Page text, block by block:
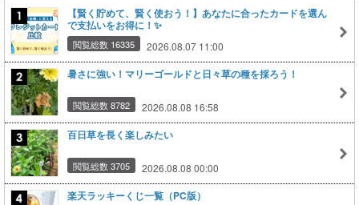
【賢く貯めて、賢く使おう！】あなたに合ったカードを選ん
で支払いをお得に！✨
閲覧総数 16335 2026.08.07 11:00
暑さに強い！マリーゴールドと日々草の種を採ろう！
閲覧総数 8782 2026.08.08 16:58
百日草を長く楽しみたい
閲覧総数 3705 2026.08.08 00:00
楽天ラッキーくじ一覧（PC版）